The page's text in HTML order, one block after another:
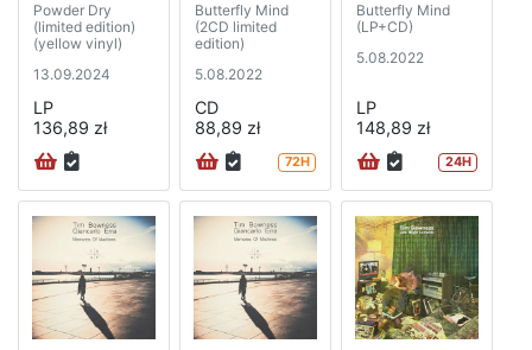
Powder Dry
(limited edition)
(yellow vinyl)
13.09.2024
LP
136,89 zł
Butterfly Mind
(2CD limited
edition)
5.08.2022
CD
88,89 zł
72H
Butterfly Mind
(LP+CD)
5.08.2022
LP
148,89 zł
24H